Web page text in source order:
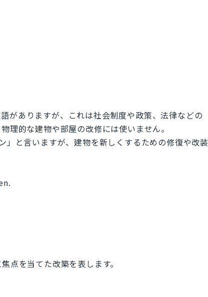
がありますが、これは社会制度や政策、法律などの
理的な建物や部屋の改修には使いません。
と言いますが、建物を新しくするための修復や改装
点を当てた改築を表します。